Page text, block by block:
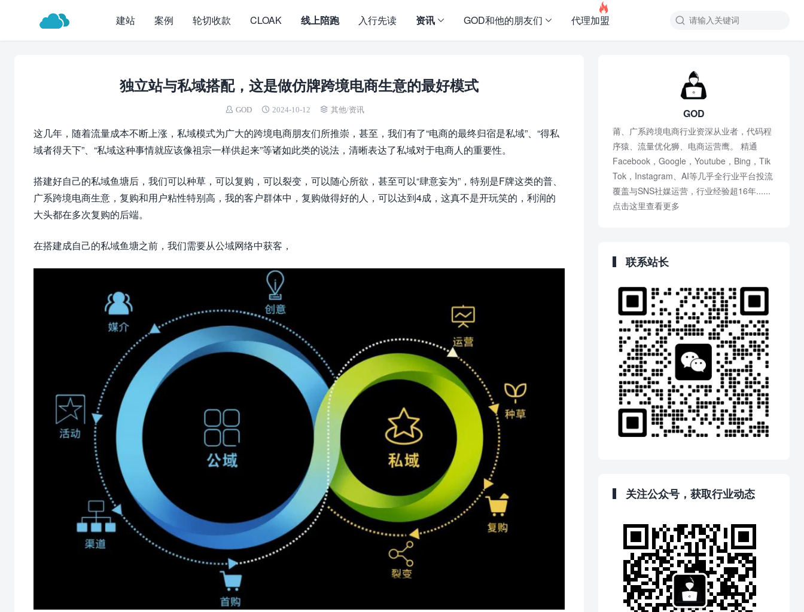
建站 案例 轮切收款 CLOAK 线上陪跑 入行先读 资讯 GOD和他的朋友们 代理加盟

独立站与私域搭配，这是做仿牌跨境电商生意的最好模式
GOD 2024-10-12 其他/资讯
这几年，随着流量成本不断上涨，私域模式为广大的跨境电商朋友们所推崇，甚至，我们有了“电商的最终归宿是私域”、“得私
域者得天下”、“私域这种事情就应该像祖宗一样供起来”等诸如此类的说法，清晰表达了私域对于电商人的重要性。
搭建好自己的私域鱼塘后，我们可以种草，可以复购，可以裂变，可以随心所欲，甚至可以“肆意妄为”，特别是F牌这类的普、
广系跨境电商生意，复购和用户粘性特别高，我的客户群体中，复购做得好的人，可以达到4成，这真不是开玩笑的，利润的
大头都在多次复购的后端。
在搭建成自己的私域鱼塘之前，我们需要从公域网络中获客，
GOD
莆、广系跨境电商行业资深从业者，代码程
序猿、流量优化狮、电商运营鹰。 精通
Facebook，Google，Youtube，Bing，Tik
Tok，Instagram、AI等几乎全行业平台投流
覆盖与SNS社媒运营，行业经验超16年......
点击这里查看更多
联系站长
关注公众号，获取行业动态